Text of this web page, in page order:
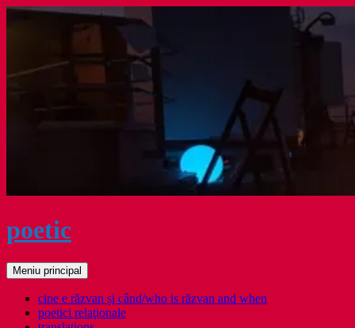
Sari
poetic
Caută
Meniu principal
cine e răzvan și când/who is răzvan and when
poetici relaţionale